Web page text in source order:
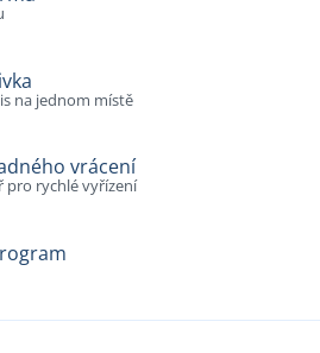
na jednom místě
vrácení
pro rychlé vyřízení